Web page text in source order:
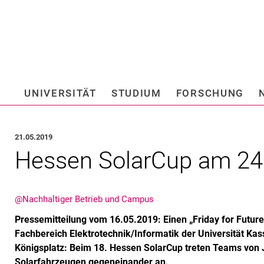
Springe direkt zu:
UNIVERSITÄT STUDIUM FORSCHUNG
21.05.2019
Hes­sen So­lar­Cup am
@Nachhaltiger Betrieb und Campus
Pressemitteilung vom 16.05.2019: Einen „Friday for
Fachbereich Elektrotechnik/Informatik der Universität
Königsplatz: Beim 18. Hessen SolarCup treten Teams